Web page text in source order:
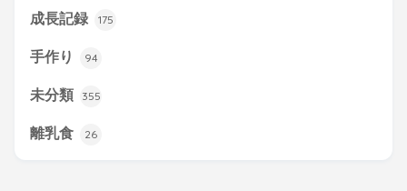
成長記録 175
手作り 94
未分類 355
離乳食 26